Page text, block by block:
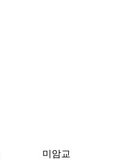
미암교